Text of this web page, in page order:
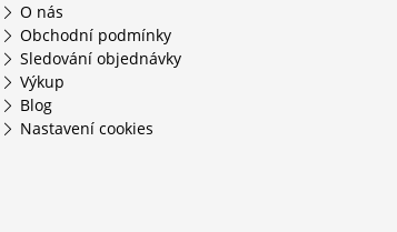
O nás
Obchodní podmínky
Sledování objednávky
Výkup
Blog
Nastavení cookies